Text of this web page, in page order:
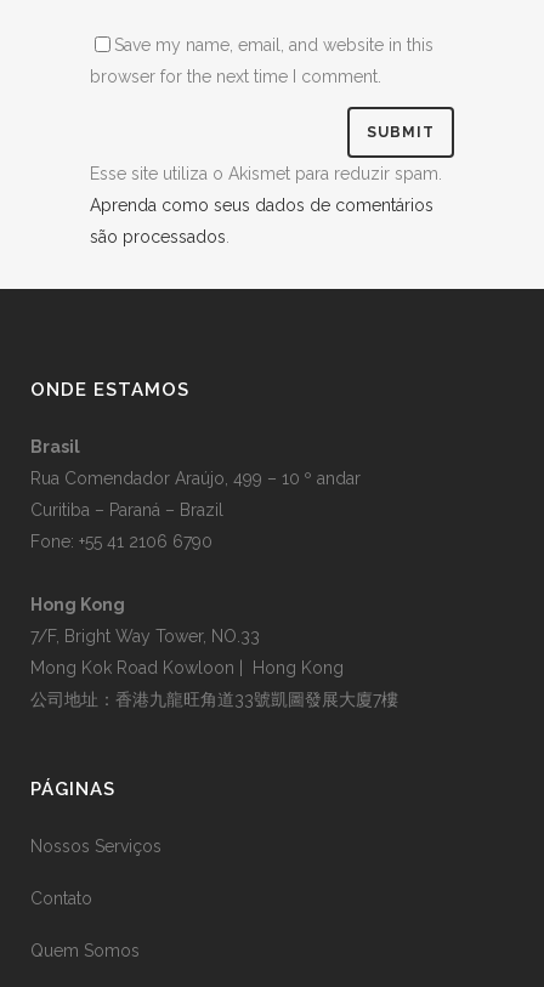
Save my name, email, and website in this
browser for the next time I comment.
Esse site utiliza o Akismet para reduzir spam.
Aprenda como seus dados de comentários
são processados
ONDE ESTAMOS
Brasil
Rua Comendador Araújo, 499 – 10 º andar
Curitiba – Paraná – Brazil
Fone: +55 41 2106 6790
Hong Kong
7/F, Bright Way Tower, NO.33
Mong Kok Road Kowloon | Hong Kong
公司地址：香港九龍旺角道33號凱圖發展大廈7樓
PÁGINAS
Nossos Serviços
Contato
Quem Somos